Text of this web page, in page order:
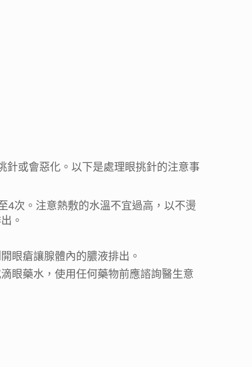
針或會惡化。以下是處理眼挑針的注意事
4次。注意熱敷的水溫不宜過高，以不燙
。
眼瘡讓腺體內的膿液排出。
眼藥水，使用任何藥物前應諮詢醫生意